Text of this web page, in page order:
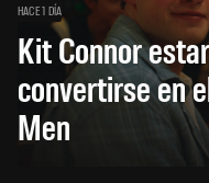
HACE 1 DÍA
Kit Connor
convertirse en
Men